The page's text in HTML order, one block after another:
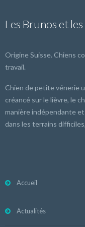
Les Brunos et
Origine Suisse. Chiens
travail.
Chien de petite vénerie
créancé sur le lièvre, le
manière indépendante
dans les terrains
Accueil
Actualités